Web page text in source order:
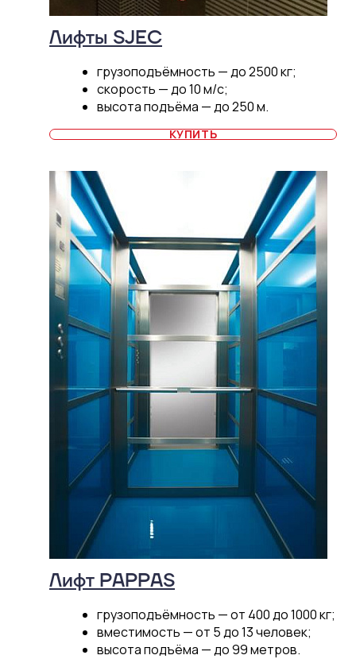
Лифты SJEC
грузоподъёмность — до 2500 кг;
скорость — до 10 м/c;
высота подъёма — до 250 м.
КУПИТЬ
Лифт PAPPAS
грузоподъёмность — от 400 до 1000 кг;
вместимость — от 5 до 13 человек;
высота подъёма — до 99 метров.